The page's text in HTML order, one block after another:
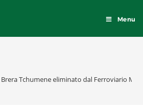
Menu
Brera Tchumene eliminato dal Ferroviario